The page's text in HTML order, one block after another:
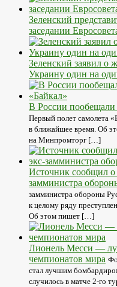
Зеленский
заседании
Зеленский заявил о
Украину один на
В России пообещали
Первый полет самолета
в ближайшее время. Об
на Минпромторг […]
Источник сообщил
замминистра
замминистра обороны
к целому ряду
Об этом пишет […]
Лионель Месси —
чемпионатов мира
стал лучшим
случилось в матче 2-го